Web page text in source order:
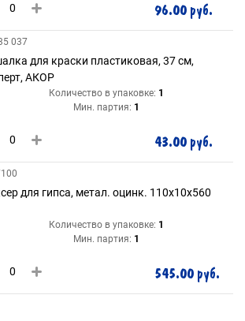
96.00 руб.
037
для краски пластиковая, 37 см,
АКОР
Количество в упаковке: 1
Мин. партия: 1
43.00 руб.
для гипса, метал. оцинк. 110х10х560
Количество в упаковке: 1
Мин. партия: 1
545.00 руб.